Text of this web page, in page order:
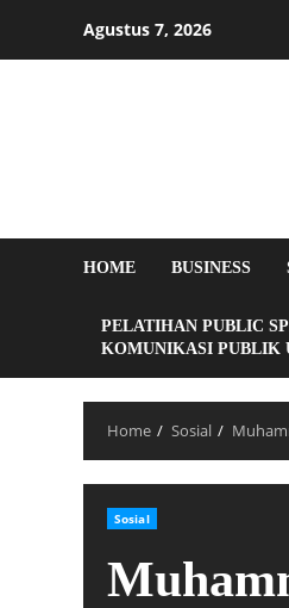
Agustus 7, 2026
HOME BUSINESS
PELATIHAN PUBLIC
KOMUNIKASI PUBLIK
Home Sosial
Sosial